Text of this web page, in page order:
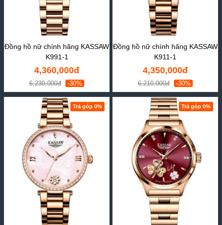
Đồng hồ nữ chính hãng KASSAW
K991-1
4,360,000đ
6,230,000đ -30%
Đồng hồ nữ chính hãng KASSAW
K911-1
4,350,000đ
6,210,000đ -30%
Trả góp 0% Trả góp 0%